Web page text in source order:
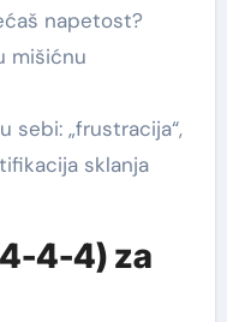
napetost?
mišićnu
sebi: „frustracija“,
sklanja
4-4) za